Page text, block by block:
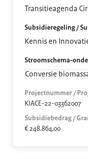
Transitieagenda
Subsidieregeling /
Kennis en
Stroomschema-
Conversie
Projectnummer /
KIACE-22-03362007
Subsidiebedrag /
€ 248.864,00